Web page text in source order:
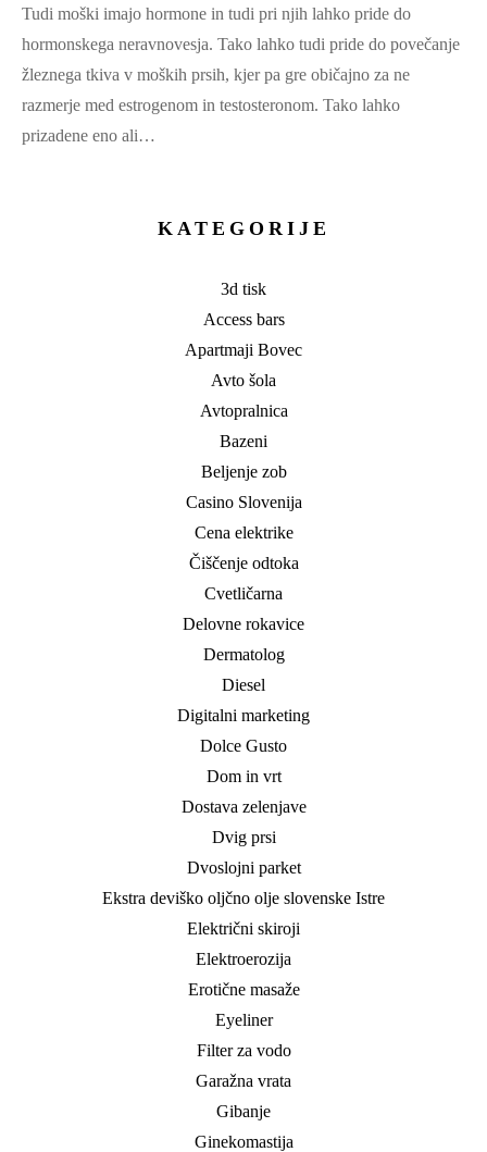
Tudi moški imajo hormone in tudi pri njih lahko pride do
hormonskega neravnovesja. Tako lahko tudi pride do povečanje
žleznega tkiva v moških prsih, kjer pa gre običajno za ne
razmerje med estrogenom in testosteronom. Tako lahko
prizadene eno ali…
KATEGORIJE
3d tisk
Access bars
Apartmaji Bovec
Avto šola
Avtopralnica
Bazeni
Beljenje zob
Casino Slovenija
Cena elektrike
Čiščenje odtoka
Cvetličarna
Delovne rokavice
Dermatolog
Diesel
Digitalni marketing
Dolce Gusto
Dom in vrt
Dostava zelenjave
Dvig prsi
Dvoslojni parket
Ekstra deviško oljčno olje slovenske Istre
Električni skiroji
Elektroerozija
Erotične masaže
Eyeliner
Filter za vodo
Garažna vrata
Gibanje
Ginekomastija